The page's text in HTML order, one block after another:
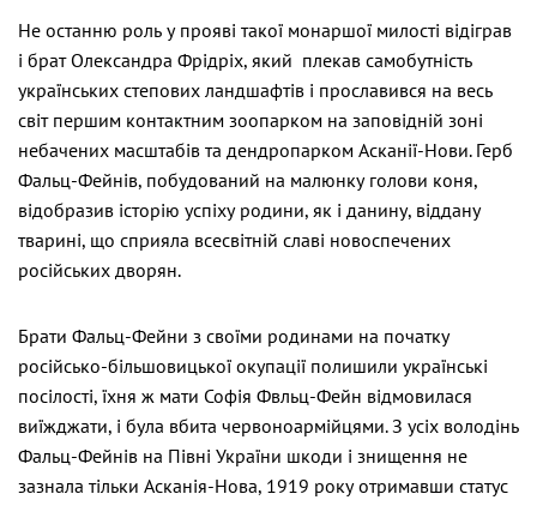
Не останню роль у прояві такої монаршої милості відіграв
і брат Олександра Фрідріх, який плекав самобутність
українських степових ландшафтів і прославився на весь
світ першим контактним зоопарком на заповідній зоні
небачених масштабів та дендропарком Асканії-Нови. Герб
Фальц-Фейнів, побудований на малюнку голови коня,
відобразив історію успіху родини, як і данину, віддану
тварині, що сприяла всесвітній славі новоспечених
російських дворян.
Брати Фальц-Фейни з своїми родинами на початку
російсько-більшовицької окупації полишили українські
посілості, їхня ж мати Софія Фвльц-Фейн відмовилася
виїжджати, і була вбита червоноармійцями. З усіх володінь
Фальц-Фейнів на Півні України шкоди і знищення не
зазнала тільки Асканія-Нова, 1919 року отримавши статус